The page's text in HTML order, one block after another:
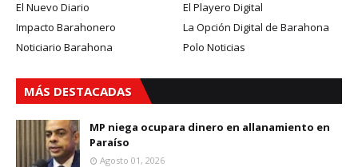
El Nuevo Diario
El Playero Digital
Impacto Barahonero
La Opción Digital de Barahona
Noticiario Barahona
Polo Noticias
MÁS DESTACADAS
MP niega ocupara dinero en allanamiento en
Paraíso
Agosto 01, 2026